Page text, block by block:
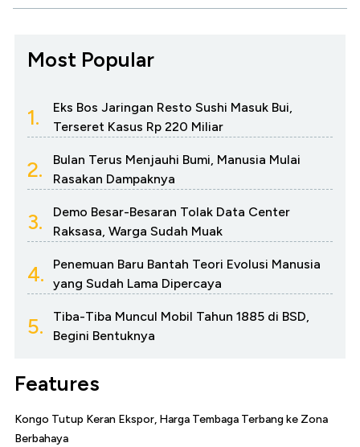
Most Popular
1.
Eks Bos Jaringan Resto Sushi Masuk Bui,
Terseret Kasus Rp 220 Miliar
2.
Bulan Terus Menjauhi Bumi, Manusia Mulai
Rasakan Dampaknya
3.
Demo Besar-Besaran Tolak Data Center
Raksasa, Warga Sudah Muak
4.
Penemuan Baru Bantah Teori Evolusi Manusia
yang Sudah Lama Dipercaya
5.
Tiba-Tiba Muncul Mobil Tahun 1885 di BSD,
Begini Bentuknya
Features
Kongo Tutup Keran Ekspor, Harga Tembaga Terbang ke Zona
Berbahaya